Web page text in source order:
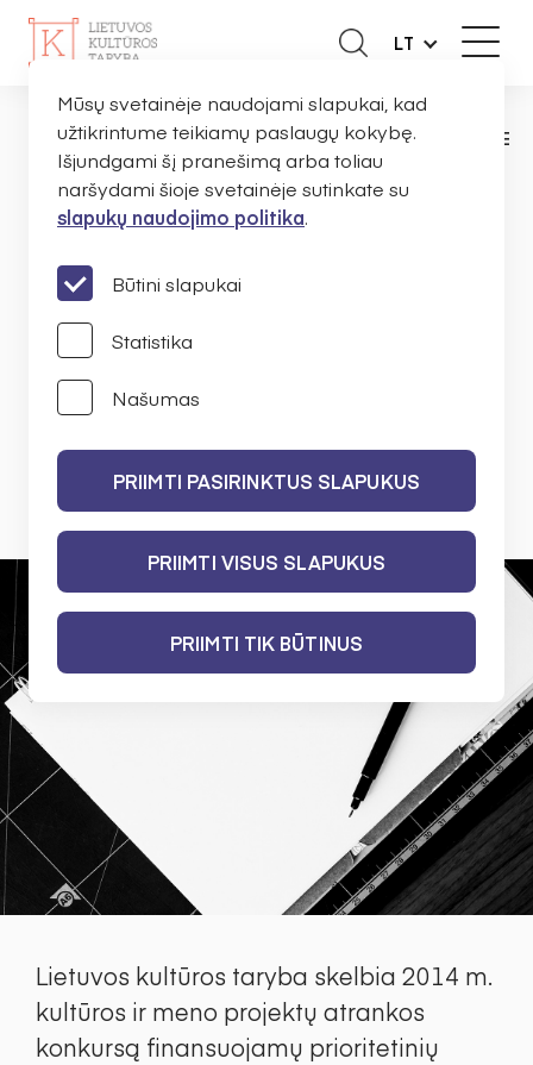
LT
PAGRINDINISNAUJIENOS ORGANIZACIJOMS
Skelbiamas 2014 m.
projektų paraiškų teikimo
konkursas priemonei 2.1.
Regionų kultūros plėtra
LIETUVOS KULTŪROS TARYBA
2014 M. RUGPJŪČIO 22 D.
Lietuvos kultūros taryba skelbia 2014 m.
kultūros ir meno projektų atrankos
konkursą finansuojamų prioritetinių
Mūsų svetainėje naudojami slapukai, kad
užtikrintume teikiamų paslaugų kokybę.
Išjundgami šį pranešimą arba toliau
naršydami šioje svetainėje sutinkate su
slapukų naudojimo politika.
Būtini slapukai
Statistika
Našumas
PRIIMTI PASIRINKTUS SLAPUKUS
PRIIMTI VISUS SLAPUKUS
PRIIMTI TIK BŪTINUS